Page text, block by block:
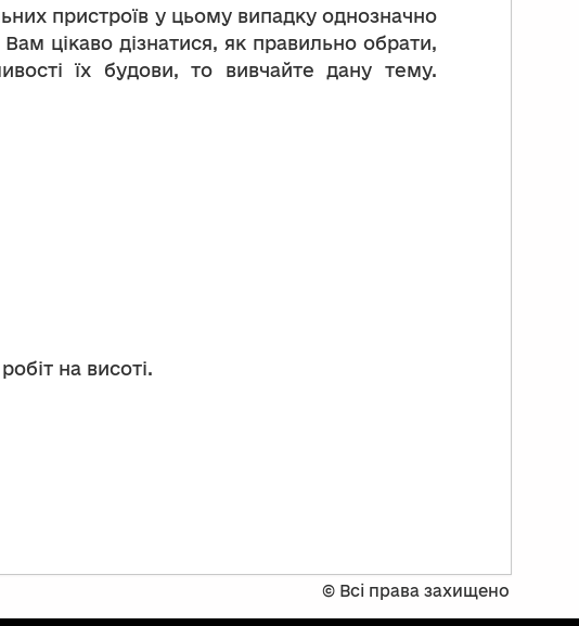
Тест на попередні знання Перелік посилань на
пристроїв у цьому випадку однозначно
цікаво дізнатися, як правильно обрати,
їх будови, то вивчайте дану тему.
на висоті.
© Всі права захищено